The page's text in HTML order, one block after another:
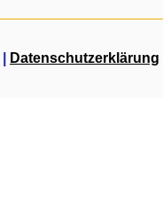
Datenschutzerklärung